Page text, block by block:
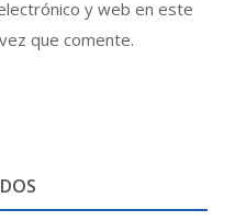
y web en este
que comente.